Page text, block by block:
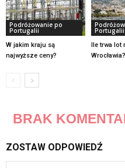
Podróżowanie po
Portugalii
W jakim kraju są
najwyższe ceny?
Portugalii
Ile trwa
Wrocławia?
BRAK
ZOSTAW ODPOWIEDŹ